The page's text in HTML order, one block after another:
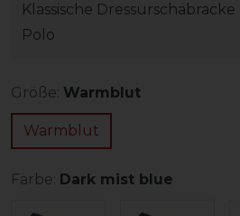
Klassische
Polo
Größe: Warmblut
Warmblut
Farbe: Dark mist blue